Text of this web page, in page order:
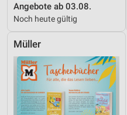
Angebote ab 03.08.
Noch heute gültig
Müller